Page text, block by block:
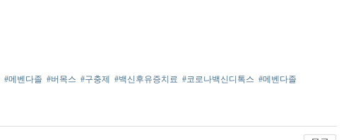
#메벤다졸 #버목스 #구충제 #백신후유증치료 #코로나백신디톡스 #메벤다졸